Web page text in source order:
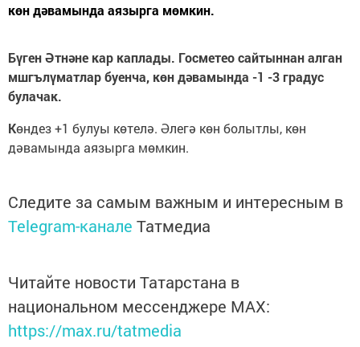
көн дәвамында аязырга мөмкин.
Бүген Әтнәне кар каплады. Госметео сайтыннан алган
мшгълүматлар буенча, көн дәвамында -1 -3 градус
булачак.
Көндез +1 булуы көтелә. Әлегә көн болытлы, көн
дәвамында аязырга мөмкин.
Следите за самым важным и интересным в
Telegram-канале Татмедиа
Читайте новости Татарстана в
национальном мессенджере MАХ:
https://max.ru/tatmedia